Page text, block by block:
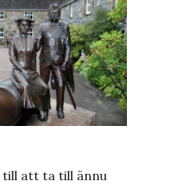
till att ta till ännu